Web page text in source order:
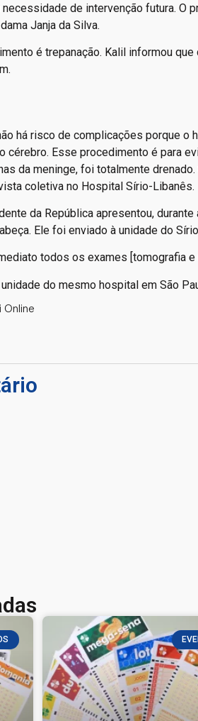
de intervenção futura. O
Janja da Silva.
é trepanação. Kalil informou
há risco de complicações porque
cérebro. Esse procedimento é para
da meninge, foi totalmente
coletiva no Hospital Sírio-Libanês.
da República apresentou,
Ele foi enviado à unidade do
todos os exames [tomografia
do mesmo hospital em São
Online